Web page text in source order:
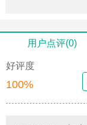
用户点评(0)
好评度
100%